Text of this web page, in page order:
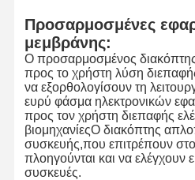
Προσαρμοσμένες
μεμβράνης:
Ο προσαρμοσμένος διακόπτης
προς το χρήστη λύση
να εξορθολογίσουν τη
ευρύ φάσμα ηλεκτρονικών
προς τον χρήστη διεπαφής
βιομηχανίεςΟ διακόπτης
συσκευής,που επιτρέπουν
πλοηγούνται και να ελέγχουν
συσκευές.